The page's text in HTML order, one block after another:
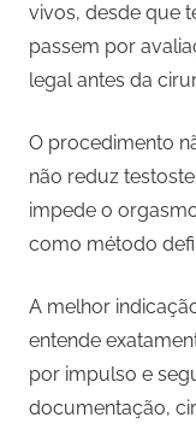
vivos, desde que
passem por
legal antes da
O procedimento
não reduz
impede o
como método
A melhor
entende
por impulso e
documentação,